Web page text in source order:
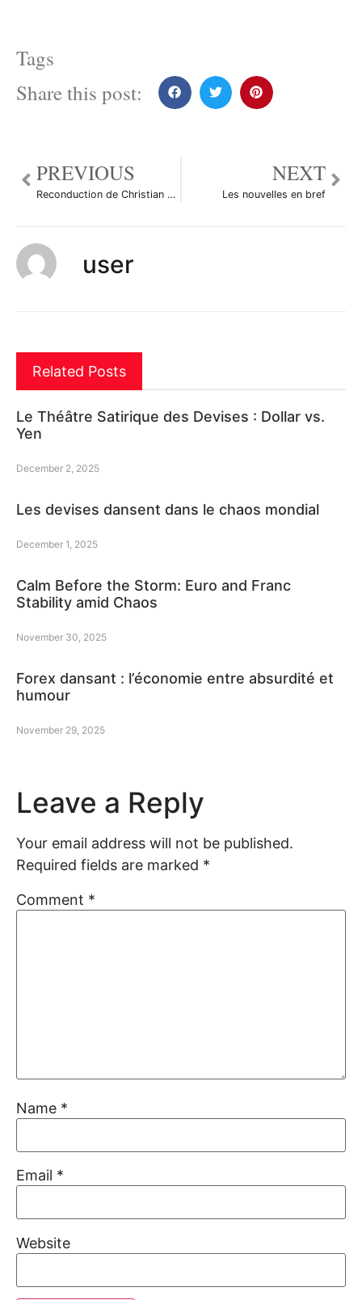
Tags
Share this post:
PREVIOUS
Reconduction de Christian Noyer fin octobre
NEXT
Les nouvelles en bref
user
Related Posts
Le Théâtre Satirique des Devises : Dollar vs.
Yen
December 2, 2025
Les devises dansent dans le chaos mondial
December 1, 2025
Calm Before the Storm: Euro and Franc
Stability amid Chaos
November 30, 2025
Forex dansant : l’économie entre absurdité et
humour
November 29, 2025
Leave a Reply
Your email address will not be published.
Required fields are marked *
Comment *
Name *
Email *
Website